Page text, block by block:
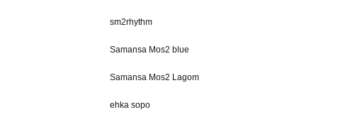
sm2rhythm
Samansa Mos2 blue
Samansa Mos2 Lagom
ehka sopo